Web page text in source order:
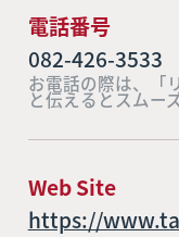
電話番号
082-426-3533
お電話の際は、「
と伝えるとスムー
Web Site
https://